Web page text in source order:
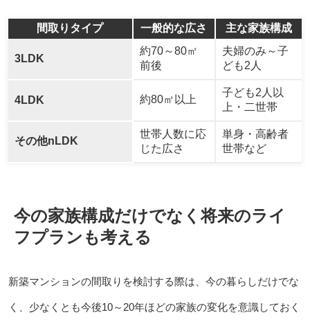
間取りタイプ 一般的な広さ 主な家族構成
3LDK
約70～80㎡
前後
夫婦のみ～子
ども2人
4LDK 約80㎡以上
子ども2人以
上・二世帯
その他nLDK
世帯人数に応
じた広さ
単身・高齢者
世帯など
今の家族構成だけでなく将来のライ
フプランも考える
新築マンションの間取りを検討する際は、今の暮らしだけでな
く、少なくとも今後10～20年ほどの家族の変化を意識しておく